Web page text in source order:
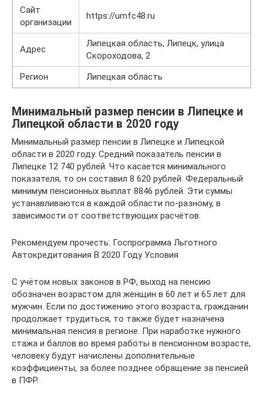
Сайт
организации
https://umfc48.ru
Адрес
Липецкая область, Липецк, улица
Скороходова, 2
Регион
Липецкая область
Минимальный размер пенсии в Липецке и
Липецкой области в 2020 году
Минимальный размер пенсии в Липецке и Липецкой
области в 2020 году. Средний показатель пенсии в
Липецке 12 740 рублей. Что касается минимального
показателя, то он составил 8 620 рублей. Федеральный
минимум пенсионных выплат 8846 рублей. Эти суммы
устанавливаются в каждой области по-разному, в
зависимости от соответствующих расчётов.
Рекомендуем прочесть: Госпрограмма Льготного
Автокредитования В 2020 Году Условия
С учётом новых законов в РФ, выход на пенсию
обозначен возрастом для женщин в 60 лет и 65 лет для
мужчин. Если по достижению этого возраста, гражданин
продолжает трудиться, то также будет назначена
минимальная пенсия в регионе. При наработке нужного
стажа и баллов во время работы в пенсионном возрасте,
человеку будут начислены дополнительные
коэффициенты, за более позднее обращение за пенсией
в ПФР.